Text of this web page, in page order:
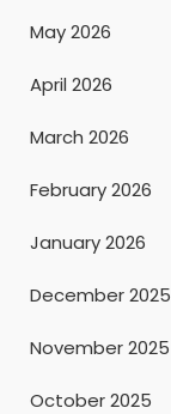
May 2026
April 2026
March 2026
February 2026
January 2026
December 2025
November 2025
October 2025